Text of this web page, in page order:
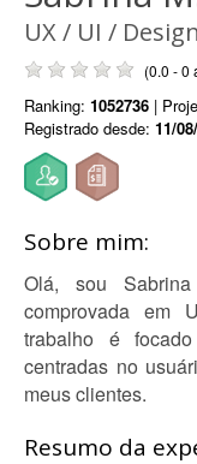
UX / UI /
(0.0 - 0
Ranking: 1052736 |
Registrado desde: 11/
Sobre mim:
Olá, sou
comprovada em
trabalho é
centradas no
meus clientes.
Resumo da